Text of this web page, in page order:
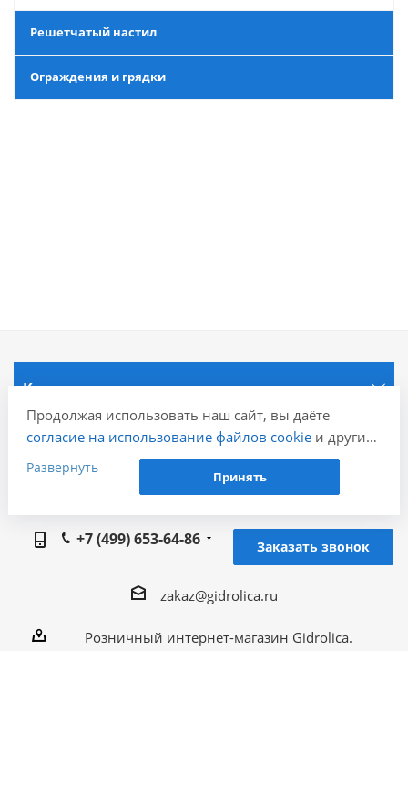
Решетчатый настил
Ограждения и грядки
Компания
Информация
Наши контакты
+7 (499) 653-64-86
Заказать звонок
zakaz@gidrolica.ru
Розничный интернет-магазин Gidrolica.
Продолжая использовать наш сайт, вы даёте
согласие на использование файлов cookieи других
пользовательских данных (включая IP-адрес,
сведения о местоположении, устройстве, действиях
ретаргетинга и использования систем аналитики
(например, Яндекс.Метрика), в соответствии с
Политикой обработки персональных
Если вы не хотите, чтобы ваши данные
Развернуть
Принять